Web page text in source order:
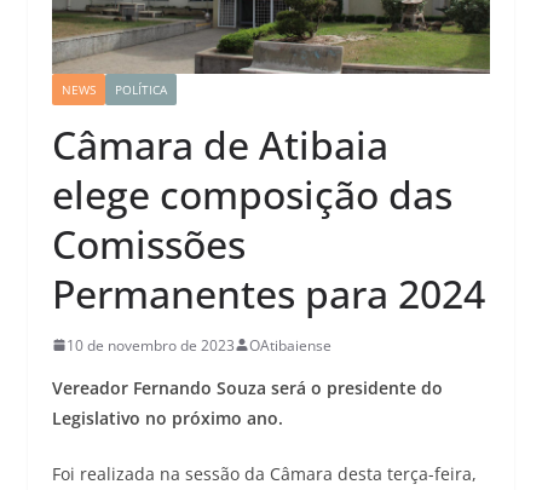
NEWS POLÍTICA
Câmara de Atibaia
elege composição das
Comissões
Permanentes para 2024
10 de novembro de 2023 OAtibaiense
Vereador Fernando Souza será o presidente do
Legislativo no próximo ano.
Foi realizada na sessão da Câmara desta terça-feira,